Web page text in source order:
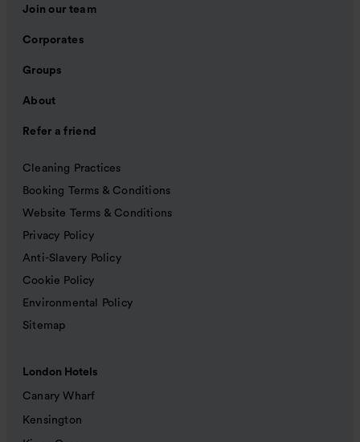
Join our team
Corporates
Groups
About
Refer a friend
Cleaning Practices
Booking Terms & Conditions
Website Terms & Conditions
Privacy Policy
Anti-Slavery Policy
Cookie Policy
Environmental Policy
Sitemap
London Hotels
Canary Wharf
Kensington